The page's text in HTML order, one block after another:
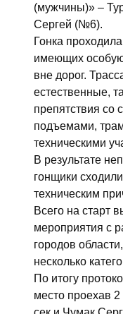
(мужчины)» –
Сергей (№6).
Гонка
имеющих особую
вне дорог.
естественные,
препятствия со
подъемами,
техническими
В результате
гонщики
техническим
Всего на старт
мероприятия с
городов
несколько
По итогу
место проехав 2